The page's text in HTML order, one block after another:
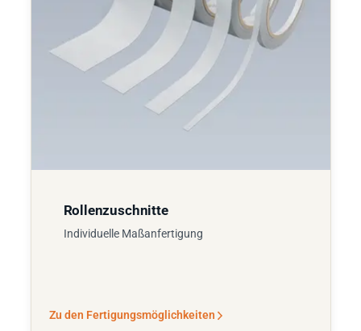
Rollenzuschnitte
Individuelle Maßanfertigung
Zu den Fertigungsmöglichkeiten